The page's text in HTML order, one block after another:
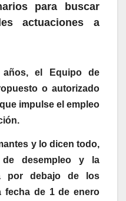
para buscar
actuaciones a
el Equipo de
o autorizado
impulse el empleo
y lo dicen todo,
desempleo y la
por debajo de los
fecha de 1 de enero